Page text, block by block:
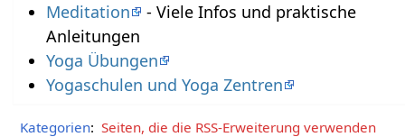
Meditation
- Viele Infos und praktische
Anleitungen
Yoga Übungen
Yogaschulen und Yoga Zentren
Kategorien: Seiten, die die RSS-Erweiterung verwenden